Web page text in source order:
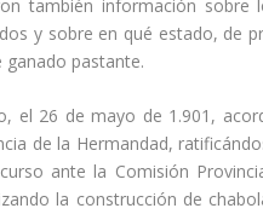
también información sobre
y sobre en qué estado, de
ganado pastante.
el 26 de mayo de 1.901,
de la Hermandad,
ante la Comisión
la construcción de